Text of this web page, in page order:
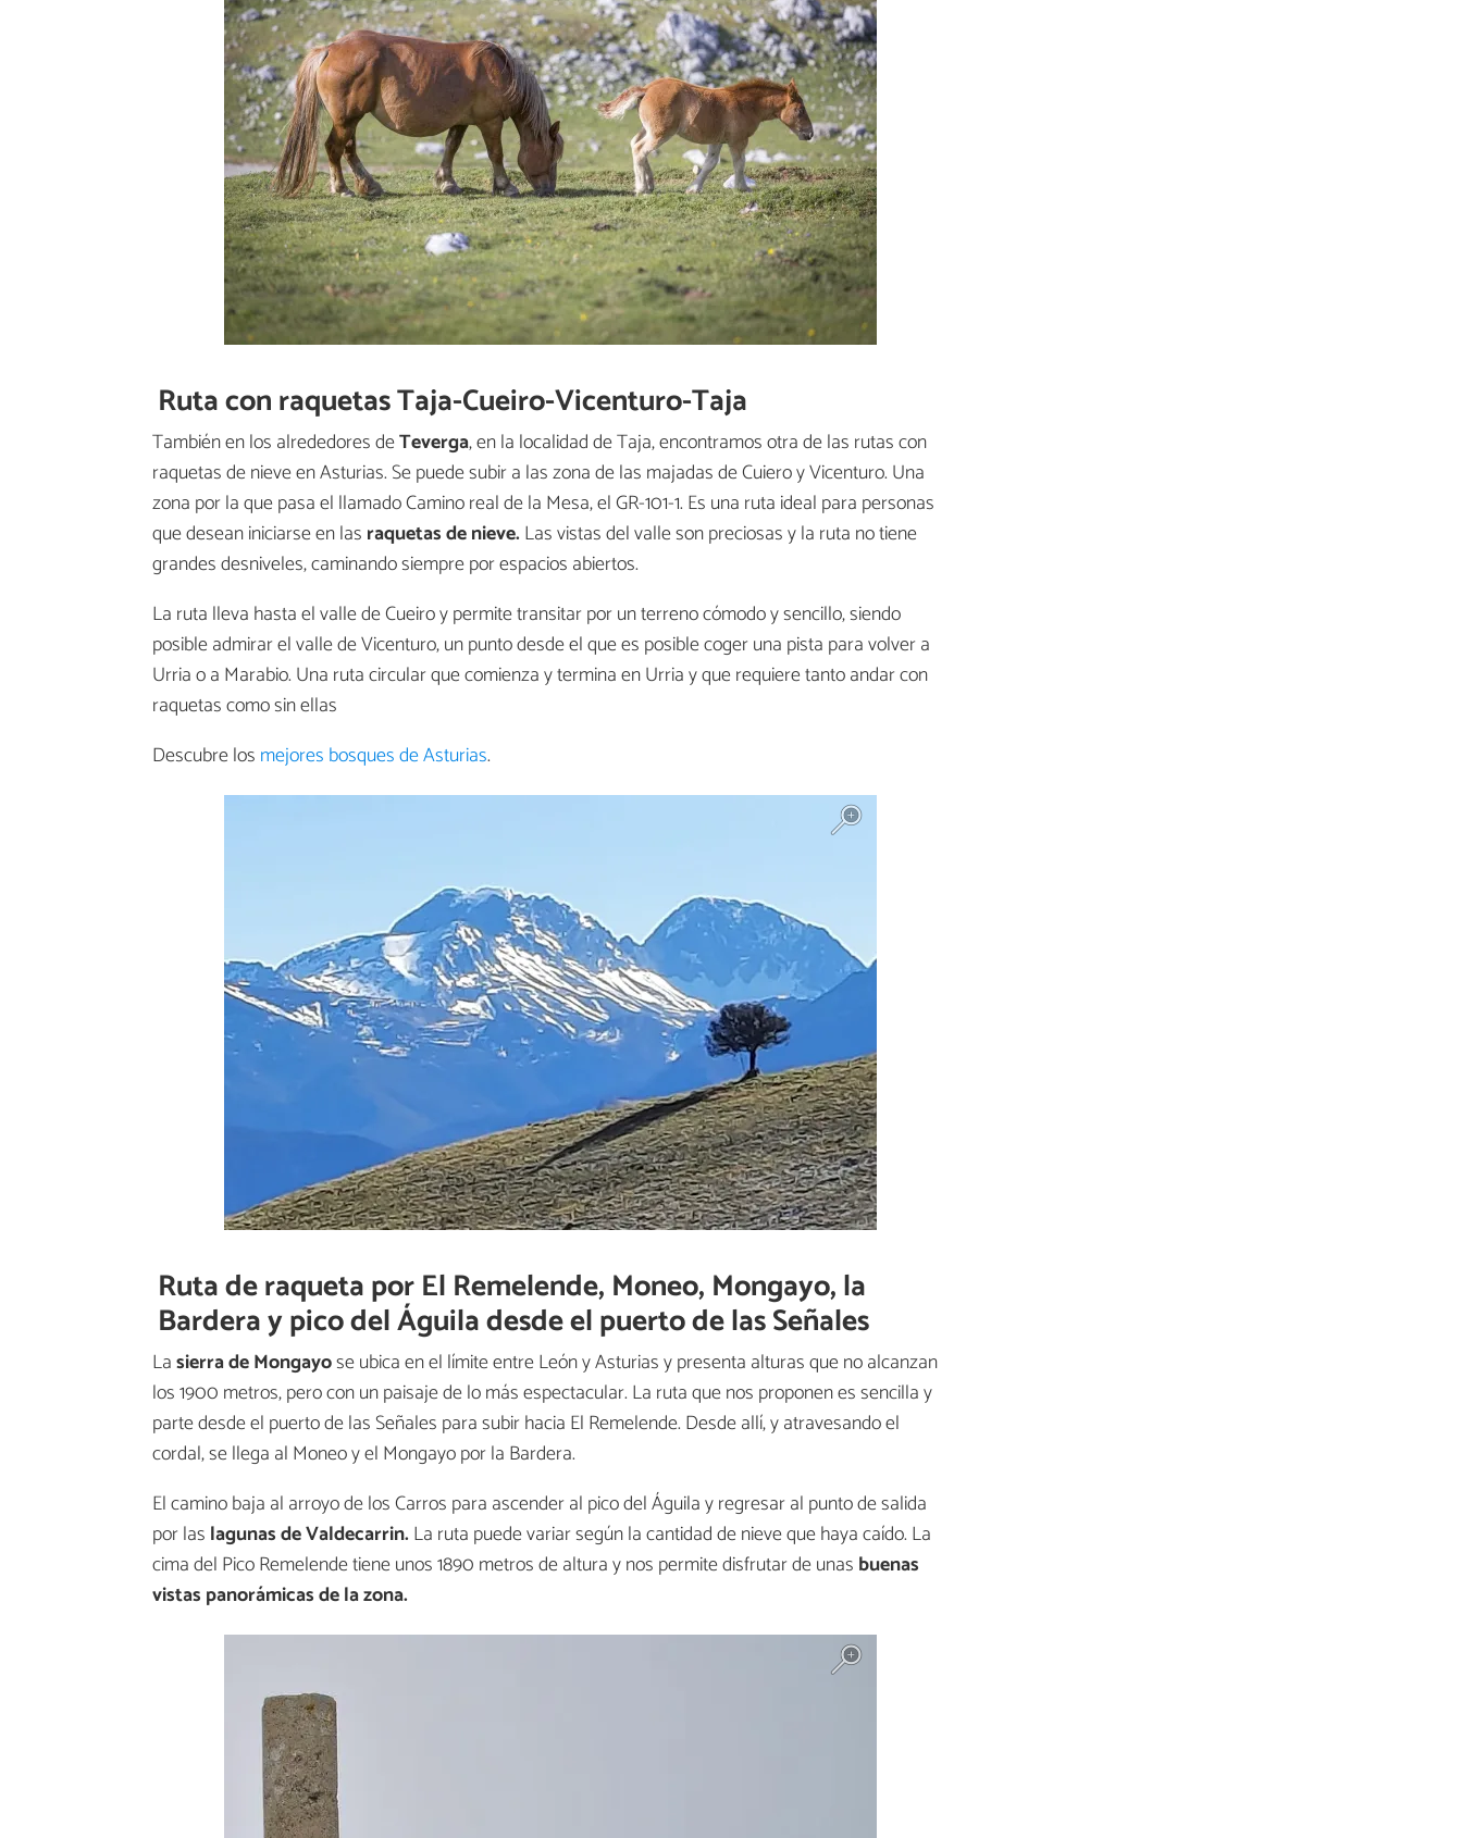
Ruta con raquetas Taja-Cueiro-Vicenturo-Taja
También en los alrededores deTeverga, en la localidad de Taja, encontramos otra de las rutas con
raquetas de nieve en Asturias. Se puede subir a las zona de las majadas de Cuiero y Vicenturo. Una
zona por la que pasa el llamado Camino real de la Mesa, el GR-101-1. Es una ruta ideal para personas
que desean iniciarse en las raquetas de nieve.Las vistas del valle son preciosas y la ruta no tiene
grandes desniveles, caminando siempre por espacios abiertos.
La ruta lleva hasta el valle de Cueiro y permite transitar por un terreno cómodo y sencillo, siendo
posible admirar el valle de Vicenturo, un punto desde el que es posible coger una pista para volver a
Urria o a Marabio. Una ruta circular que comienza y termina en Urria y que requiere tanto andar con
raquetas como sin ellas
Descubre los mejores bosques de Asturias.
Ruta de raqueta por El Remelende, Moneo, Mongayo, la
Bardera y pico del Águila desde el puerto de las Señales
Lasierra de Mongayose ubica en el límite entre León y Asturias y presenta alturas que no alcanzan
los 1900 metros, pero con un paisaje de lo más espectacular. La ruta que nos proponen es sencilla y
parte desde el puerto de las Señales para subir hacia El Remelende. Desde allí, y atravesando el
cordal, se llega al Moneo y el Mongayo por la Bardera.
El camino baja al arroyo de los Carros para ascender al pico del Águila y regresar al punto de salida
por las lagunas de Valdecarrin.La ruta puede variar según la cantidad de nieve que haya caído. La
cima del Pico Remelende tiene unos 1890 metros de altura y nos permite disfrutar de unas buenas
vistas panorámicas de la zona.